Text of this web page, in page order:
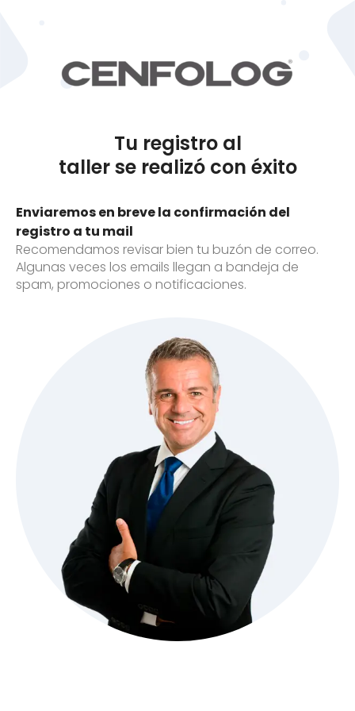
Tu registro al
taller se realizó con éxito
Enviaremos en breve la confirmación del
registro a tu mail
Recomendamos revisar bien tu buzón de correo.
Algunas veces los emails llegan a bandeja de
spam, promociones o notificaciones.